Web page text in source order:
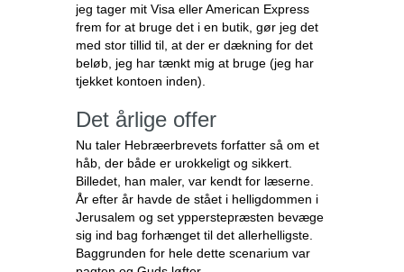
jeg tager mit Visa eller American Express
frem for at bruge det i en butik, gør jeg det
med stor tillid til, at der er dækning for det
beløb, jeg har tænkt mig at bruge (jeg har
tjekket kontoen inden).
Det årlige offer
Nu taler Hebræerbrevets forfatter så om et
håb, der både er urokkeligt og sikkert.
Billedet, han maler, var kendt for læserne.
År efter år havde de stået i helligdommen i
Jerusalem og set ypperstepræsten bevæge
sig ind bag forhænget til det allerhelligste.
Baggrunden for hele dette scenarium var